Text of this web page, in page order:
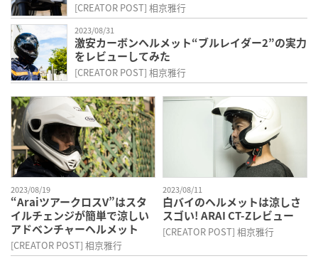
[CREATOR POST] 相京雅行
2023/08/31
激安カーボンヘルメット“ブルレイダー2”の実力
をレビューしてみた
[CREATOR POST] 相京雅行
2023/08/19
“AraiツアークロスV”はスタ
イルチェンジが簡単で涼しい
アドベンチャーヘルメット
[CREATOR POST] 相京雅行
2023/08/11
白バイのヘルメットは涼しさ
スゴい! ARAI CT-Zレビュー
[CREATOR POST] 相京雅行